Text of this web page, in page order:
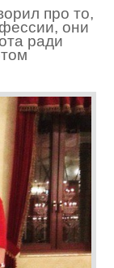
про то,
они
ради